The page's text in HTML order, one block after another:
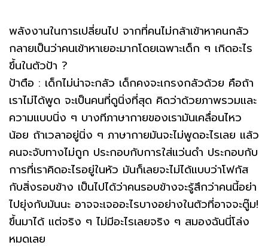
พลังงานในการเปลี่ยนไป จากที่คนไม่กล้าเข้าหาคนกลัว
กลายเป็นว่าคนเข้าหาเยอะมากโดยเฉพาะเด็ก ๆ เกิดอะไร
ขึ้นในตัวป้า ?
ป้าตือ : เด็กไม่น่าจะกลัว เด็กคงจะเกรงกลัวด้วย คือถ้า
เราไม่ได้พูด จะเป็นคนที่ดูนิ่งที่สุด คิดว่าด้วยภาพรวมและ
ความแบบนิ่ง ๆ บางทีภาษากายของเรามันเคลื่อนไหว
น้อย ถ้าเวลาอยู่นิ่ง ๆ ภาษากายมันจะไม่พูดอะไรเลย แล้ว
คนจะจับทางไม่ถูก ประกอบกับการใส่แว่นดำ ประกอบกับ
การที่เราคิดอะไรอยู่ในหัว มันก็เลยจะไม่ได้แบบว่าโฟกัส
กับสิ่งรอบข้าง เป็นไปได้ว่าคนรอบข้างจะรู้สึกว่าคนนี้อย่า
ไปยุ่งกับมันนะ อาจจะเจออะไรบางอย่างในตัวที่อาจจะตู๊ม!
ขึ้นมาได้ แต่จริง ๆ ไม่มีอะไรเลยจริง ๆ สมองฉันนี่โล่ง
หมดเลย